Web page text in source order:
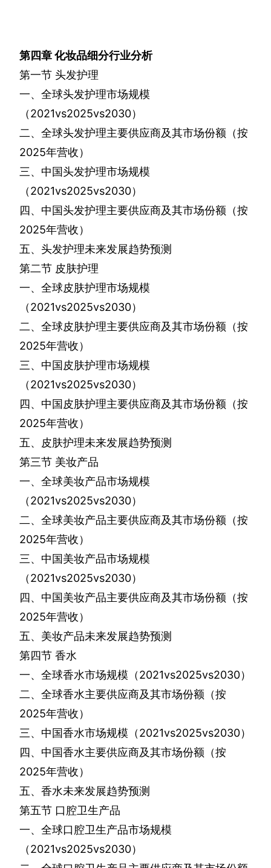
第四章化妆品细分行业分析
第一节 头发护理
一、全球头发护理市场规模
（2021vs2025vs2030）
二、全球头发护理主要供应商及其市场份额（按
2025年营收）
三、中国头发护理市场规模
（2021vs2025vs2030）
四、中国头发护理主要供应商及其市场份额（按
2025年营收）
五、头发护理未来发展趋势预测
第二节 皮肤护理
一、全球皮肤护理市场规模
（2021vs2025vs2030）
二、全球皮肤护理主要供应商及其市场份额（按
2025年营收）
三、中国皮肤护理市场规模
（2021vs2025vs2030）
四、中国皮肤护理主要供应商及其市场份额（按
2025年营收）
五、皮肤护理未来发展趋势预测
第三节 美妆产品
一、全球美妆产品市场规模
（2021vs2025vs2030）
二、全球美妆产品主要供应商及其市场份额（按
2025年营收）
三、中国美妆产品市场规模
（2021vs2025vs2030）
四、中国美妆产品主要供应商及其市场份额（按
2025年营收）
五、美妆产品未来发展趋势预测
第四节 香水
一、全球香水市场规模（2021vs2025vs2030）
二、全球香水主要供应商及其市场份额（按
2025年营收）
三、中国香水市场规模（2021vs2025vs2030）
四、中国香水主要供应商及其市场份额（按
2025年营收）
五、香水未来发展趋势预测
第五节 口腔卫生产品
一、全球口腔卫生产品市场规模
（2021vs2025vs2030）